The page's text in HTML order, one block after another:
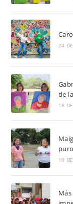
24
de
18
puro
10